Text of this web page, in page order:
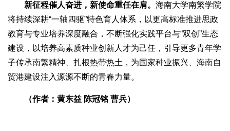
新征程催人奋进，新使命重任在肩。 海南大学南繁学院
将持续深耕“一轴四驱”特色育人体系，以更高标准推进思政
教育与专业培养深度融合，不断强化实践平台与“双创”生态
建设，以培养高素质种业创新人才为己任，引导更多青年学
子传承南繁精神、扎根热带热土，为国家种业振兴、海南自
贸港建设注入源源不断的青春力量。
（作者：黄东益 陈冠铭 曹兵）